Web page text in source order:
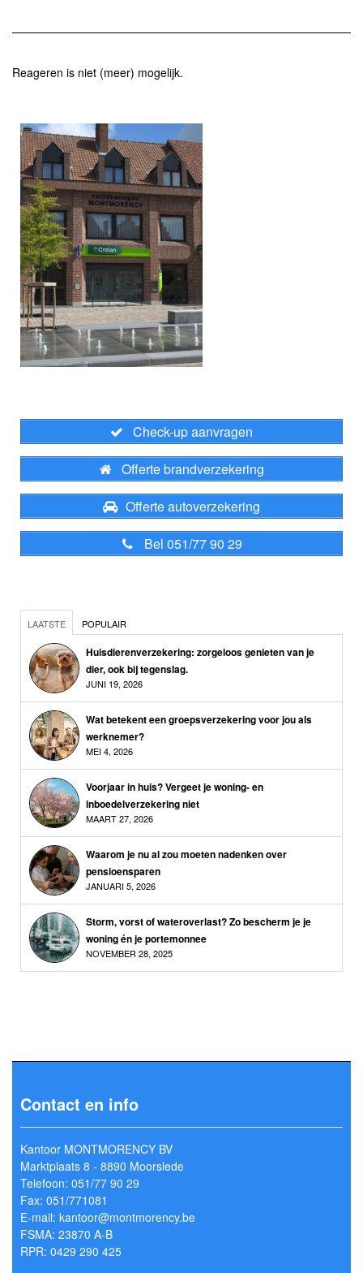
Reageren is niet (meer) mogelijk.
Check-up aanvragen
Offerte brandverzekering
Offerte autoverzekering
Bel 051/77 90 29
LAATSTE POPULAIR
Huisdierenverzekering: zorgeloos genieten van je
dier, ook bij tegenslag.
JUNI 19, 2026
Wat betekent een groepsverzekering voor jou als
werknemer?
MEI 4, 2026
Voorjaar in huis? Vergeet je woning- en
inboedelverzekering niet
MAART 27, 2026
Waarom je nu al zou moeten nadenken over
pensioensparen
JANUARI 5, 2026
Storm, vorst of wateroverlast? Zo bescherm je je
woning én je portemonnee
NOVEMBER 28, 2025
Contact en info
Kantoor MONTMORENCY BV
Marktplaats 8 - 8890 Moorslede
Telefoon: 051/77 90 29
Fax: 051/771081
E-mail: kantoor@montmorency.be
FSMA: 23870 A-B
RPR: 0429 290 425